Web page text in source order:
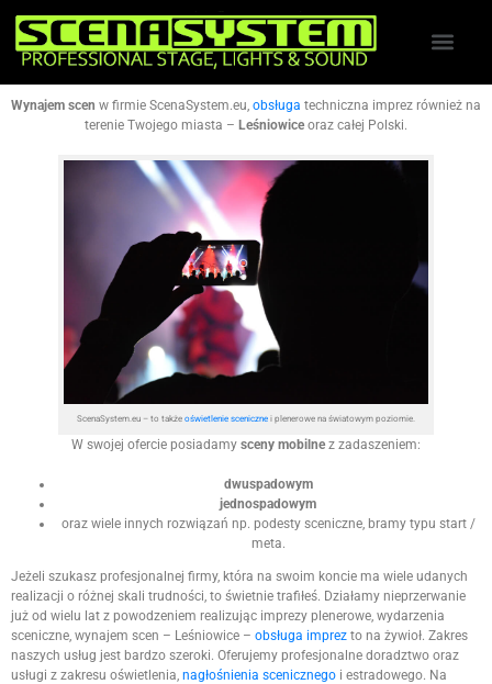
Wynajem scen w firmie ScenaSystem.eu, obsługa techniczna imprez również na
terenie Twojego miasta – Leśniowice oraz całej Polski.
ScenaSystem.eu – to także oświetlenie scenicznei plenerowe na światowym poziomie.
W swojej ofercie posiadamy sceny mobilne z zadaszeniem:
dwuspadowym
jednospadowym
oraz wiele innych rozwiązań np. podesty sceniczne, bramy typu start /
meta.
Jeżeli szukasz profesjonalnej firmy, która na swoim koncie ma wiele udanych
realizacji o różnej skali trudności, to świetnie trafiłeś. Działamy nieprzerwanie
już od wielu lat z powodzeniem realizując imprezy plenerowe, wydarzenia
sceniczne, wynajem scen – Leśniowice – obsługa imprez to na żywioł. Zakres
naszych usług jest bardzo szeroki. Oferujemy profesjonalne doradztwo oraz
usługi z zakresu oświetlenia, nagłośnienia scenicznego i estradowego. Na